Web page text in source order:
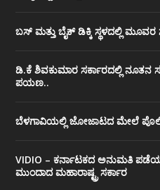
ಬಸ್ ಮತ್ತು ಬೈಕ್ ಡಿಕ್ಕಿ ಸ್ಥಳದಲ್ಲಿ ಮೂವರ
ಡಿ.ಕೆ ಶಿವಕುಮಾರ ಸರ್ಕಾರದಲ್ಲಿ ನೂತನ
ಪಯಣ..
ಬೆಳಗಾವಿಯಲ್ಲಿ ಜೋಜಾಟದ ಮೇಲೆ
VIDIO – ಕರ್ನಾಟಕದ ಅನುಮತಿ
ಮುಂದಾದ ಮಹಾರಾಷ್ಟ್ರ ಸರ್ಕಾರ